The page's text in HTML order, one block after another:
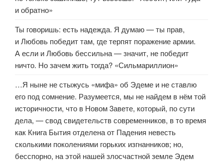
и обратно»
Ты говоришь: есть надежда. Я думаю — ты прав,
и Любовь победит там, где терпят поражение армии.
А если и Любовь бессильна — значит, не победит
ничто. Но зачем жить тогда? «Сильмариллион»
…Я ныне не стыжусь «мифа» об Эдеме и не ставлю
его под сомнение. Разумеется, мы не найдем в нём той
историчности, что в Новом 3авете, который, по сути
дела, — свод свидетельств современников, в то время
как Книга Бытия отделена от Падения невесть
сколькими поколениями горьких изгнанников; но,
бесспорно, на этой нашей злосчастной земле Эдем